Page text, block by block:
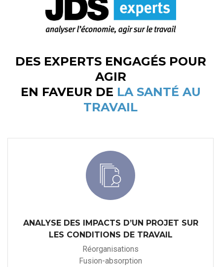
DES EXPERTS ENGAGÉS POUR
AGIR
EN FAVEUR DE LA SANTÉ AU
TRAVAIL
ANALYSE DES IMPACTS D’UN PROJET SUR
LES CONDITIONS DE TRAVAIL
Réorganisations
Fusion-absorption